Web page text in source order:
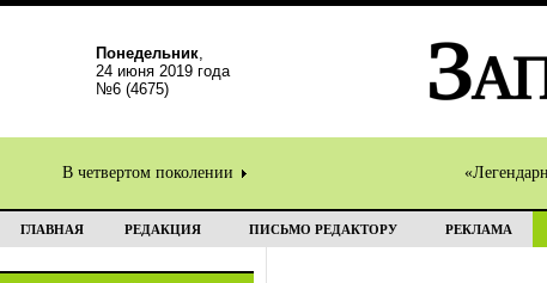
Понедельник,
24 июня 2019 года
№6 (4675)
В четвертом поколении
ГЛАВНАЯ РЕДАКЦИЯ ПИСЬМО РЕДАКТОРУ РЕКЛАМА